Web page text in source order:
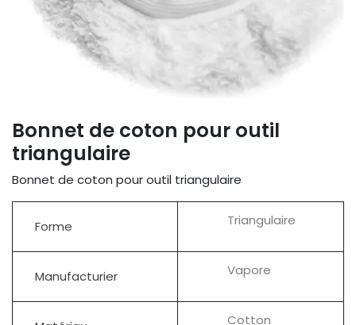
Bonnet de coton pour outil
triangulaire
Bonnet de coton pour outil triangulaire
Forme Triangulaire
Manufacturier Vapore
Cotton